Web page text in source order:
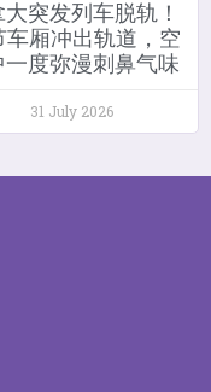
大突发列车脱轨！
车厢冲出轨道，空
一度弥漫刺鼻气味
31 July 2026